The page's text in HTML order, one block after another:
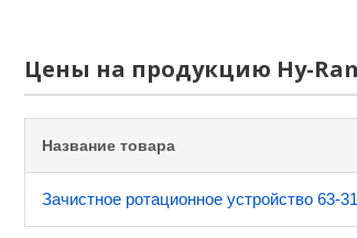
Цены на продукцию Hy-
Название товара
Зачистное ротационное устройство